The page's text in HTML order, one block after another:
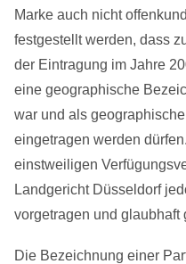
Marke auch nicht
festgestellt werden, dass
der Eintragung im Jahre
eine geographische
war und als
eingetragen werden
einstweiligen
Landgericht Düsseldorf
vorgetragen und glaubhaft
Die Bezeichnung einer